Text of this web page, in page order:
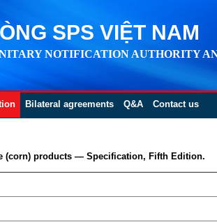
SPS VIỆT NAM
NOTIFICATION AUTHORITY
Bilateral agreements Q&A Contact us
(corn) products — Specification, Fifth Edition.